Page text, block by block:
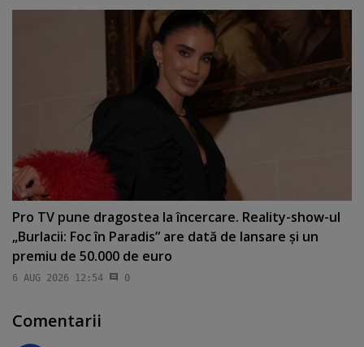
Pro TV pune dragostea la încercare. Reality-show-ul
„Burlacii: Foc în Paradis” are dată de lansare şi un
premiu de 50.000 de euro
6 AUG 2026 12:54 0
Comentarii